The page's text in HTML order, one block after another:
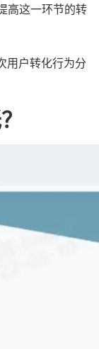
高这一环节的转
用户转化行为分